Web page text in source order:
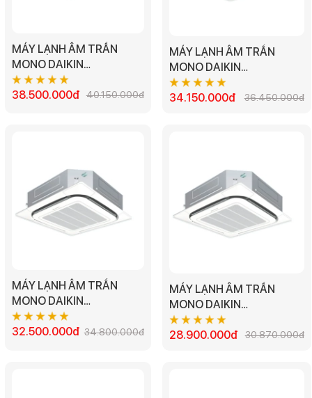
MÁY LẠNH ÂM TRẦN
MONO DAIKIN
FCNQ36MV1/RNQ36MY1
- 4.0HP
38.500.000đ 40.150.000đ
MÁY LẠNH ÂM TRẦN
MONO DAIKIN
FCNQ30MV1/RNQ30MV1
- 3.5HP
34.150.000đ 36.450.000đ
MÁY LẠNH ÂM TRẦN
MONO DAIKIN
FCNQ26MV1/RNQ26MV1
- 3.0HP
32.500.000đ 34.800.000đ
MÁY LẠNH ÂM TRẦN
MONO DAIKIN
FCNQ21MV1/RNQ21MV1 -
2.5HP
28.900.000đ 30.870.000đ